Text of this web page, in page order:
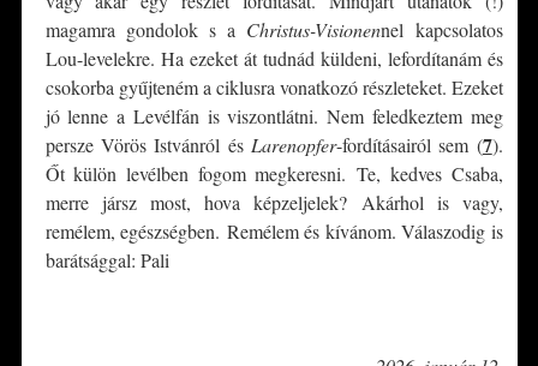
magamra gondolok s a Christus-Visionennel kapcsolatos
Lou-levelekre. Ha ezeket át tudnád küldeni, lefordítanám és
csokorba gyűjteném a ciklusra vonatkozó részleteket. Ezeket
jó lenne a Levélfán is viszontlátni. Nem feledkeztem meg
persze Vörös Istvánról és Larenopfer-fordításairól sem (7).
Őt külön levélben fogom megkeresni. Te, kedves Csaba,
merre jársz most, hova képzeljelek? Akárhol is vagy,
remélem, egészségben. Remélem és kívánom. Válaszodig is
barátsággal: Pali